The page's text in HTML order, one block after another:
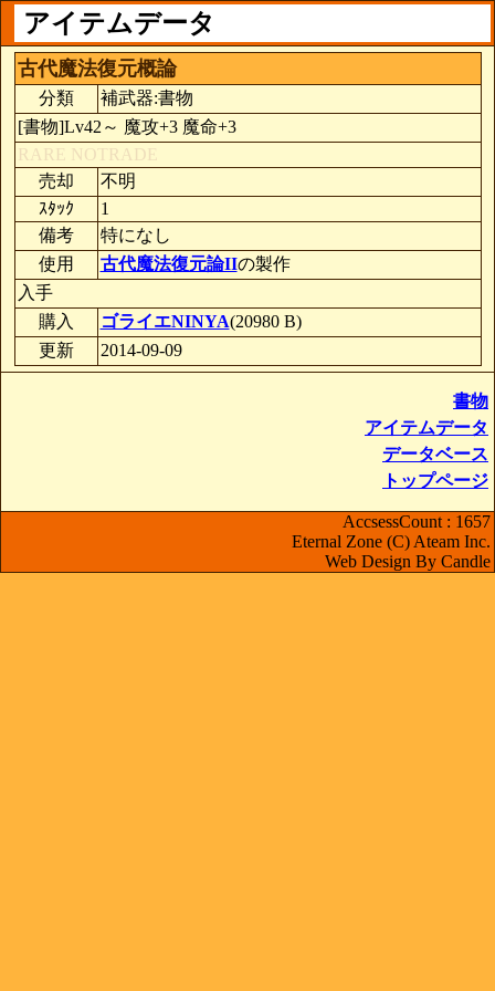
アイテムデータ
古代魔法復元概論
分類
補武器:書物
[書物]Lv42～ 魔攻+3 魔命+3
RARE NOTRADE
売却
不明
ｽﾀｯｸ
1
備考
特になし
使用
古代魔法復元論IIの製作
入手
購入
ゴライエNINYA(20980 B)
更新
2014-09-09
書物
アイテムデータ
データベース
トップページ
AccsessCount : 1657
Eternal Zone (C) Ateam Inc.
Web Design By Candle